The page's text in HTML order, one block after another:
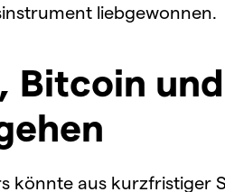
liebgewonnen.
Bitcoin
könnte aus kurzfristiger